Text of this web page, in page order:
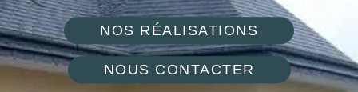
NOS RÉALISATIONS
NOUS CONTACTER